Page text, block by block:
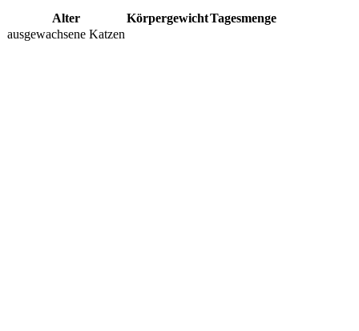
Alter KörpergewichtTagesmenge
ausgewachsene Katzen